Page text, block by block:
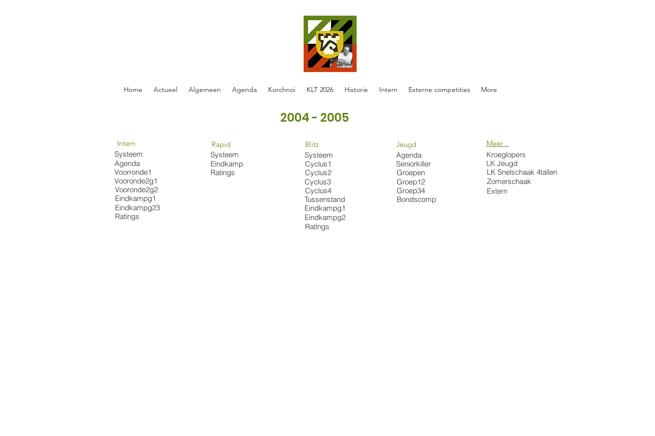
Home Actueel Algemeen Agenda Korchnoi KLT 2026 Historie Intern Externe competities More
2004 - 2005
Intern
Systeem
Agenda
Voorronde1
Vooronde2g1
Vooronde2g2
Eindkampg1
Eindkampg23
Ratings
Rapid
Systeem
Eindkamp
Ratings
Blitz
Systeem
Cyclus1
Cyclus2
Cyclus3
Cyclus4
Eindkampg1
Tussenstand
Eindkampg2
Ratings
Jeugd
Agenda
Seniorkiller
Groepen
Groep12
Groep34
Bondscomp
Meer ..
Kroeglopers
LK Jeugd
LK Snelschaak 4tallen
Zomerschaak
Extern